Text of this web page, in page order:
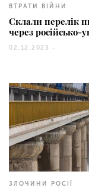
ВТРАТИ ВІЙНИ
Склали перелік
через російсько-
02.12.2023 -
ЗЛОЧИНИ РОСІЇ